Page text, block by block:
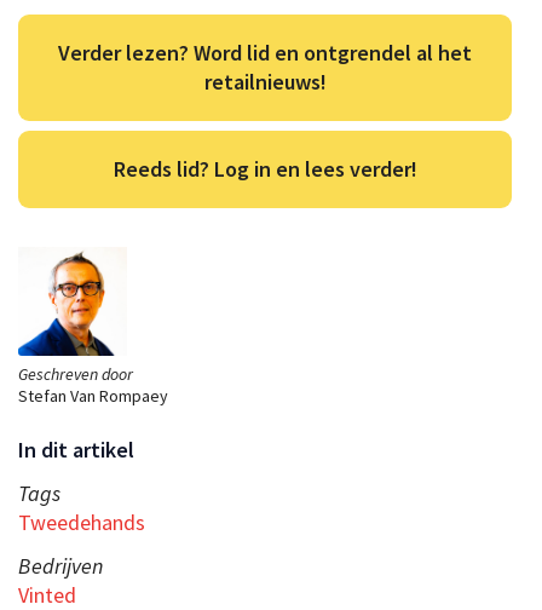
Geschreven door
Stefan Van Rompaey
In dit artikel
Tags
Tweedehands
Bedrijven
Vinted
Verder lezen? Word lid en ontgrendel al het
retailnieuws!
Reeds lid? Log in en lees verder!